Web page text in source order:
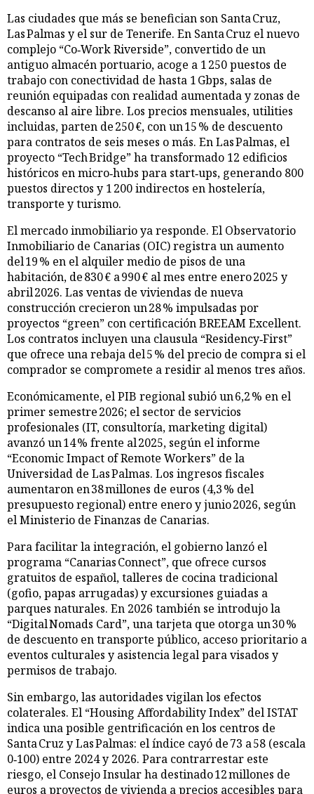
Las ciudades que más se benefician son Santa Cruz,
Las Palmas y el sur de Tenerife. En Santa Cruz el nuevo
complejo “Co‑Work Riverside”, convertido de un
antiguo almacén portuario, acoge a 1 250 puestos de
trabajo con conectividad de hasta 1 Gbps, salas de
reunión equipadas con realidad aumentada y zonas de
descanso al aire libre. Los precios mensuales, utilities
incluidas, parten de 250 €, con un 15 % de descuento
para contratos de seis meses o más. En Las Palmas, el
proyecto “Tech Bridge” ha transformado 12 edificios
históricos en micro‑hubs para start‑ups, generando 800
puestos directos y 1 200 indirectos en hostelería,
transporte y turismo.
El mercado inmobiliario ya responde. El Observatorio
Inmobiliario de Canarias (OIC) registra un aumento
del 19 % en el alquiler medio de pisos de una
habitación, de 830 € a 990 € al mes entre enero 2025 y
abril 2026. Las ventas de viviendas de nueva
construcción crecieron un 28 % impulsadas por
proyectos “green” con certificación BREEAM Excellent.
Los contratos incluyen una clausula “Residency‑First”
que ofrece una rebaja del 5 % del precio de compra si el
comprador se compromete a residir al menos tres años.
Económicamente, el PIB regional subió un 6,2 % en el
primer semestre 2026; el sector de servicios
profesionales (IT, consultoría, marketing digital)
avanzó un 14 % frente al 2025, según el informe
“Economic Impact of Remote Workers” de la
Universidad de Las Palmas. Los ingresos fiscales
aumentaron en 38 millones de euros (4,3 % del
presupuesto regional) entre enero y junio 2026, según
el Ministerio de Finanzas de Canarias.
Para facilitar la integración, el gobierno lanzó el
programa “Canarias Connect”, que ofrece cursos
gratuitos de español, talleres de cocina tradicional
(gofio, papas arrugadas) y excursiones guiadas a
parques naturales. En 2026 también se introdujo la
“Digital Nomads Card”, una tarjeta que otorga un 30 %
de descuento en transporte público, acceso prioritario a
eventos culturales y asistencia legal para visados y
permisos de trabajo.
Sin embargo, las autoridades vigilan los efectos
colaterales. El “Housing Affordability Index” del ISTAT
indica una posible gentrificación en los centros de
Santa Cruz y Las Palmas: el índice cayó de 73 a 58 (escala
0‑100) entre 2024 y 2026. Para contrarrestar este
riesgo, el Consejo Insular ha destinado 12 millones de
euros a proyectos de vivienda a precios accesibles para